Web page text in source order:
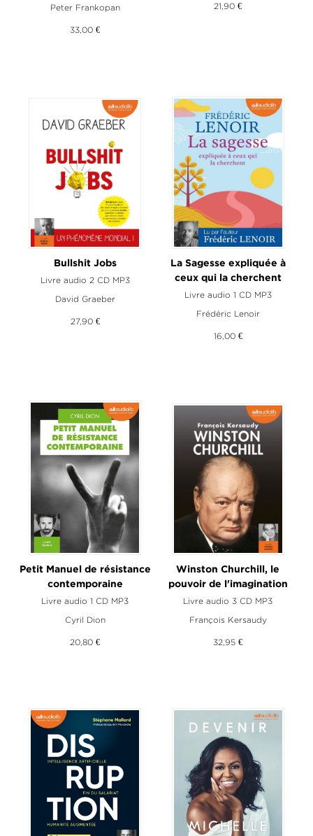
Peter Frankopan
33,00 €
21,90 €
Bullshit Jobs
Livre audio 2 CD MP3
David Graeber
27,90 €
La Sagesse expliquée à
ceux qui la cherchent
Livre audio 1 CD MP3
Frédéric Lenoir
16,00 €
Petit Manuel de résistance
contemporaine
Livre audio 1 CD MP3
Cyril Dion
20,80 €
Winston Churchill, le
pouvoir de l'imagination
Livre audio 3 CD MP3
François Kersaudy
32,95 €